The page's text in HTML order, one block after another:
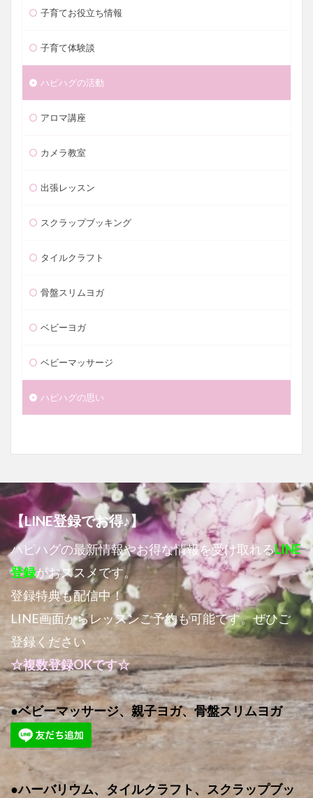
子育てお役立ち情報
子育て体験談
ハピハグの活動
アロマ講座
カメラ教室
出張レッスン
スクラップブッキング
タイルクラフト
骨盤スリムヨガ
ベビーヨガ
ベビーマッサージ
ハピハグの思い
【LINE登録でお得♪】
ハピハグの最新情報やお得な情報を受け取れるLINE
登録がおススメです。
登録特典も配信中！
LINE画面からレッスンご予約も可能です。ぜひご
登録ください
☆複数登録OKです☆
●ベビーマッサージ、親子ヨガ、骨盤スリムヨガ
●ハーバリウム、タイルクラフト、スクラップブッ